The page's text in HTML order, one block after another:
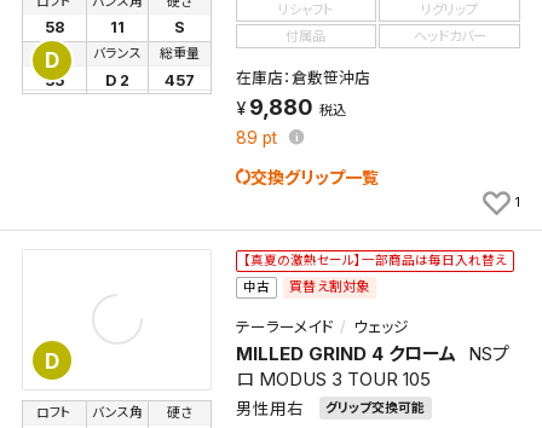
D
58 11 S
長さ
35
バランス
D 2
総重量
457
リシャフト
リグリップ
付属品
ヘッドカバー
在庫店：倉敷笹沖店
9,880 税込
89 pt
交換グリップ一覧
1
D
【真夏の激熱セール】一部商品は毎日入れ替え
中古
買替え割対象
テーラーメイド ウェッジ
MILLED GRIND 4 クローム
NSプ
ロ MODUS 3 TOUR 105
男性用右 グリップ交換可能
ロフト バンス角 硬さ